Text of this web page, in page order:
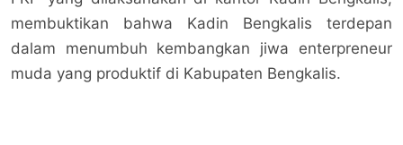
membuktikan bahwa Kadin Bengkalis terdepan
dalam menumbuh kembangkan jiwa enterpreneur
muda yang produktif di Kabupaten Bengkalis.